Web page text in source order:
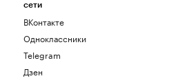
сети
ВКонтакте
Одноклассники
Telegram
Дзен